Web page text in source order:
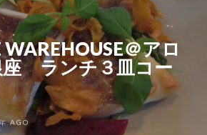
＠アロ
座 ランチ３皿コー
AGO